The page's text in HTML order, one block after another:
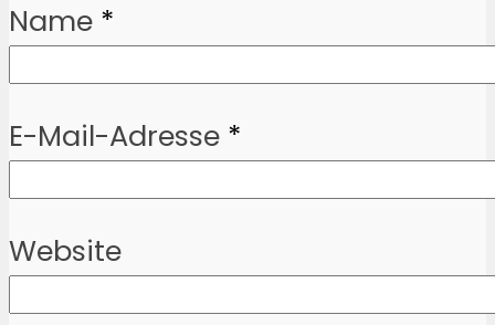
Name *
E-Mail-Adresse *
Website